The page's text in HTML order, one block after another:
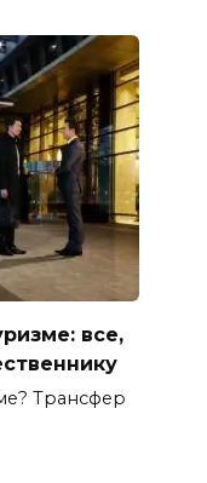
все,
Трансфер